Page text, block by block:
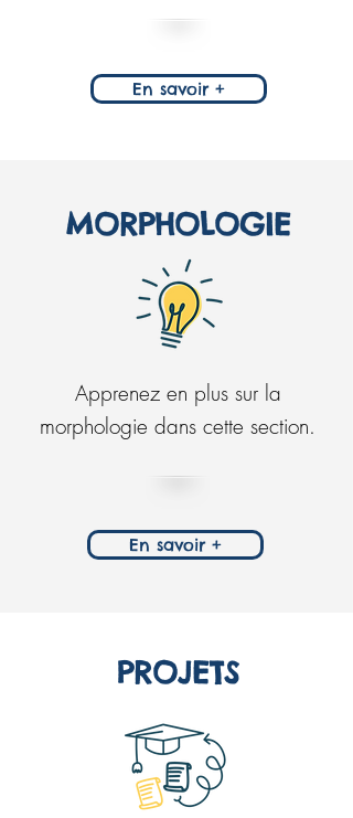
En savoir +
MORPHOLOGIE
Apprenez en plus sur la
morphologie dans cette section.
En savoir +
PROJETS